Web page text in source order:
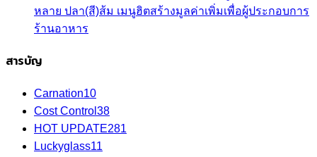
หลาย ปลา(สี)ส้ม เมนูฮิตสร้างมูลค่าเพิ่มเพื่อผู้ประกอบการ
ร้านอาหาร
สารบัญ
Carnation10
Cost Control 38
HOT UPDATE281
Luckyglass11